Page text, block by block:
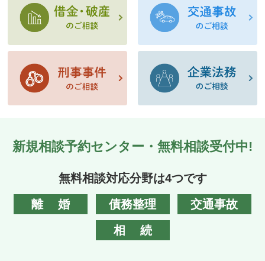
新規相談予約センター・無料相談受付中!
無料相談対応分野は4つです
離婚
債務整理
交通事故
相続